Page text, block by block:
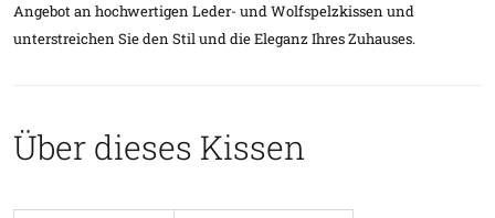
Angebot an hochwertigen Leder- und Wolfspelzkissen und
unterstreichen Sie den Stil und die Eleganz Ihres Zuhauses.
Über dieses Kissen